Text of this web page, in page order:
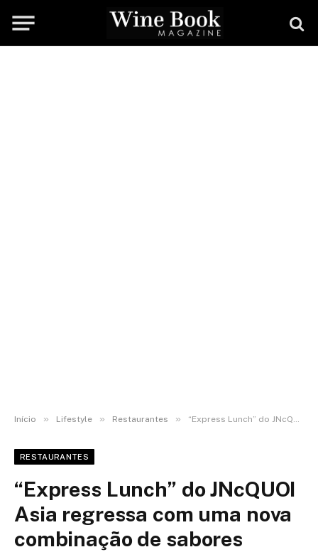
Início » Lifestyle » Restaurantes » “Express Lunch” do JNcQUOI Asia regressa com uma nova combinação de sabores
RESTAURANTES
“Express Lunch” do JNcQUOI
Asia regressa com uma nova
combinação de sabores